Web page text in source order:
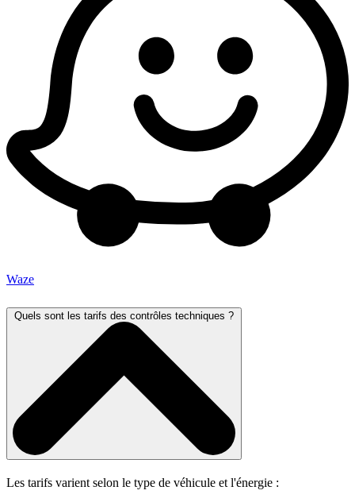
Waze
Quels sont les tarifs des contrôles techniques ?
Les tarifs varient selon le type de véhicule et l'énergie :